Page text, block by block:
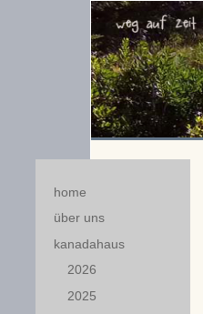
home
über uns
kanadahaus
2026
2025